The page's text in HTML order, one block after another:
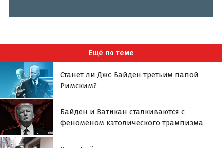
Ещё по теме
Станет ли Джо Байден третьим папой
Римским?
Байден и Ватикан сталкиваются с
феноменом католического трампизма